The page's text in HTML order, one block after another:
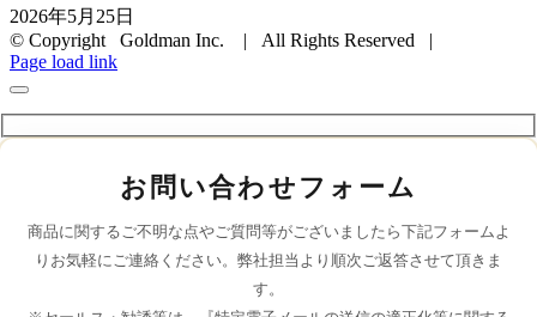
2026年5月25日
© Copyright Goldman Inc. | All Rights Reserved |
Page load link
お問い合わせフォーム
商品に関するご不明な点やご質問等がございましたら下記フォームよ
りお気軽にご連絡ください。弊社担当より順次ご返答させて頂きま
す。